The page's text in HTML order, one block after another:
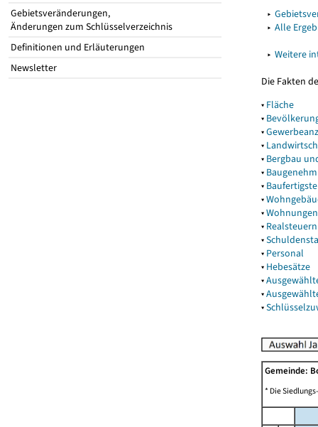
Gebietsveränderungen,
Änderungen zum Schlüsselverzeichnis
Definitionen und Erläuterungen
Newsletter
▸
▸ Alle
▸ Weitere
Die Fakten
▾ Fläche
▾
▾
▾
▾ Bergbau
▾
▾
▾
▾Wohnungen
▾ Realsteuern
▾
▾ Personal
▾ Hebesätze
▾
▾
▾
Gemeinde:
* Die